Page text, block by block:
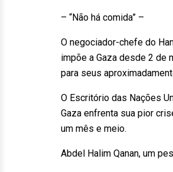
– “Não há comida” –
O negociador-chefe do
impõe a Gaza desde 2 de
para seus
O Escritório das Nações
Gaza enfrenta sua pior
um mês e meio.
Abdel Halim Qanan, um